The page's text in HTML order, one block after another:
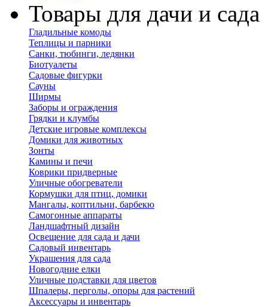
Товары для дачи и сада
Гладильные комоды
Теплицы и парники
Санки, тюбинги, ледянки
Биотуалеты
Садовые фигурки
Сауны
Ширмы
Заборы и ограждения
Грядки и клумбы
Детские игровые комплексы
Домики для животных
Зонты
Камины и печи
Коврики придверные
Уличные обогреватели
Кормушки для птиц, домики
Мангалы, коптильни, барбекю
Самогонные аппараты
Ландшафтный дизайн
Освещение для сада и дачи
Садовый инвентарь
Украшения для сада
Новогодние елки
Уличные подставки для цветов
Шпалеры, перголы, опоры для растений
Аксессуары и инвентарь